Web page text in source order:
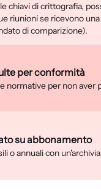
chiavi di crittografia,
riunioni se ricevono
di comparizione).
per conformità
normative per non aver
su abbonamento
o annuali con